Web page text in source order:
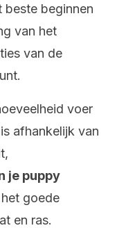
beste beginnen
van het
van de
voer
afhankelijk van
je puppy
goede
en ras.